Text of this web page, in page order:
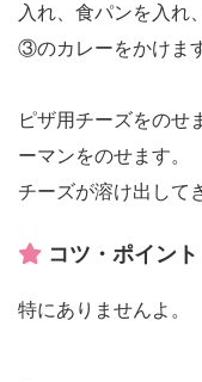
入れ、食パンを入れ
③のカレーをかけま
ピザ用チーズをの
ーマンをのせます。
チーズが溶け出して
コツ・ポイント
特にありませんよ。